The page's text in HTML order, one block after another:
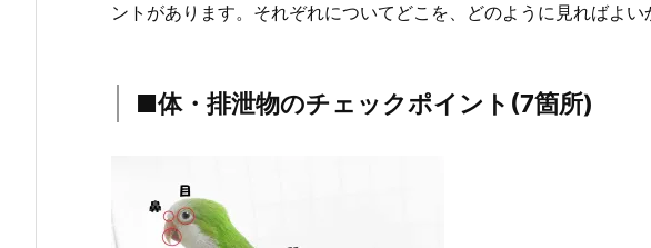
ントがあります。それぞれについてどこを、どのように見ればよい
■体・排泄物のチェックポイント(7箇所)